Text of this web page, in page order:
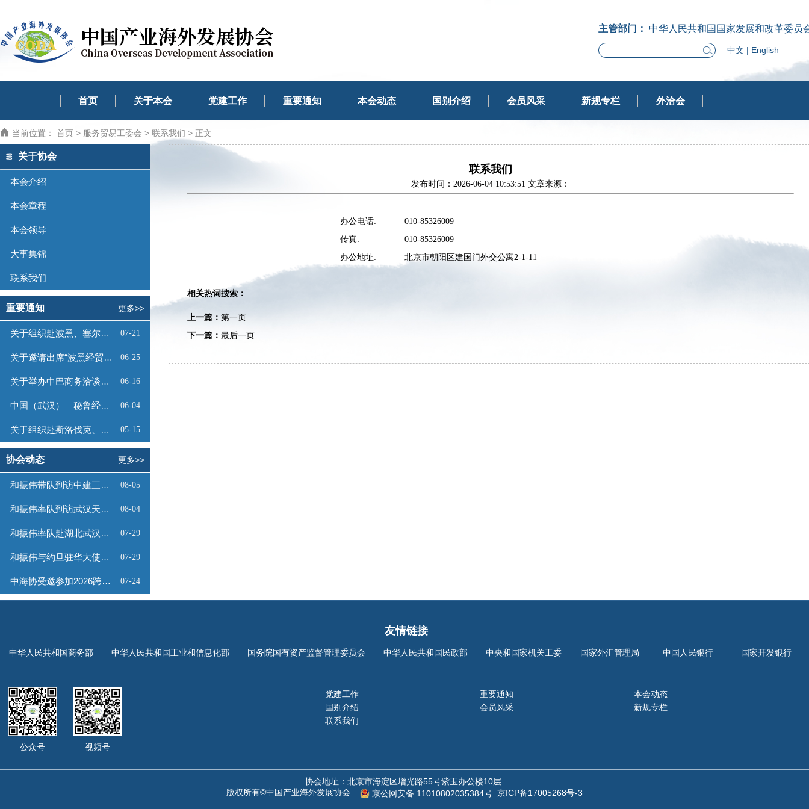
主管部门： 中华人民共和国国家发展和改革委员
中文 | English
首页 关于本会 党建工作 重要通知 本会动态 国别介绍 会员风采 新规专栏 外洽会
当前位置： 首页 > 服务贸易工委会 > 联系我们 > 正文
关于协会
本会介绍
本会章程
本会领导
大事集锦
联系我们
重要通知 更多>>
关于组织赴波黑、塞尔维亚商务考察的函 07-21
关于邀请出席“波黑经贸投资推介会”的函 06-25
关于举办中巴商务洽谈会的通知 06-16
中国（武汉）—秘鲁经贸合作推介会邀请函 06-04
关于组织赴斯洛伐克、奥地利商务考察的函 05-15
协会动态 更多>>
和振伟带队到访中建三局数字工程有限公司 08-05
和振伟率队到访武汉天源集团 08-04
和振伟率队赴湖北武汉调研 07-29
和振伟与约旦驻华大使会谈 07-29
中海协受邀参加2026跨境能源矿产出海专题路演会 07-24
联系我们
发布时间：2026-06-04 10:53:51 文章来源：
办公电话:
010-85326009
传真:
010-85326009
办公地址:
北京市朝阳区建国门外交公寓2-1-11
相关热词搜索：
上一篇： 第一页
下一篇： 最后一页
友情链接
中华人民共和国商务部 中华人民共和国工业和信息化部 国务院国有资产监督管理委员会 中华人民共和国民政部 中央和国家机关工委 国家外汇管理局 中国人民银行 国家开发银行
公众号 视频号
党建工作 重要通知
本会动态
国别介绍
会员风采
新规专栏
联系我们
协会地址：北京市海淀区增光路55号紫玉办公楼10层
版权所有©中国产业海外发展协会
京公网安备 11010802035384号 京ICP备17005268号-3